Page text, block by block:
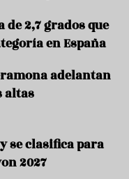
de 2,7 grados que
en España
adelantan
altas
se clasifica para
2027